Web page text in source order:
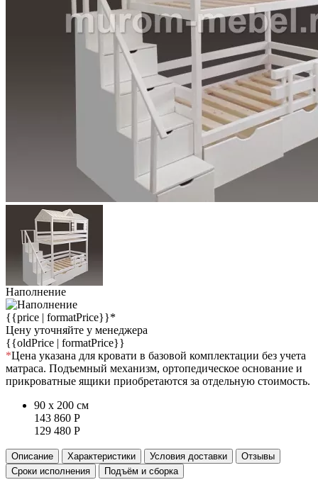
Наполнение
{{price | formatPrice}}*
Цену уточняйте у менеджера
{{oldPrice | formatPrice}}
*Цена указана для кровати в базовой комплектации без учета
матраса. Подъемный механизм, ортопедическое основание и
прикроватные ящики приобретаются за отдельную стоимость.
90 x 200 см
143 860 Р
129 480 Р
Описание Характеристики Условия доставки
Отзывы
Сроки исполнения
Подъём и сборка